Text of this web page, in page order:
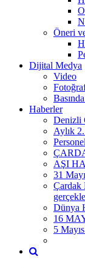
Öneri
Dijital Medya
Video
Haberler
Denizli
Aylık
AŞI
31
Çardak
Dünya
16
5